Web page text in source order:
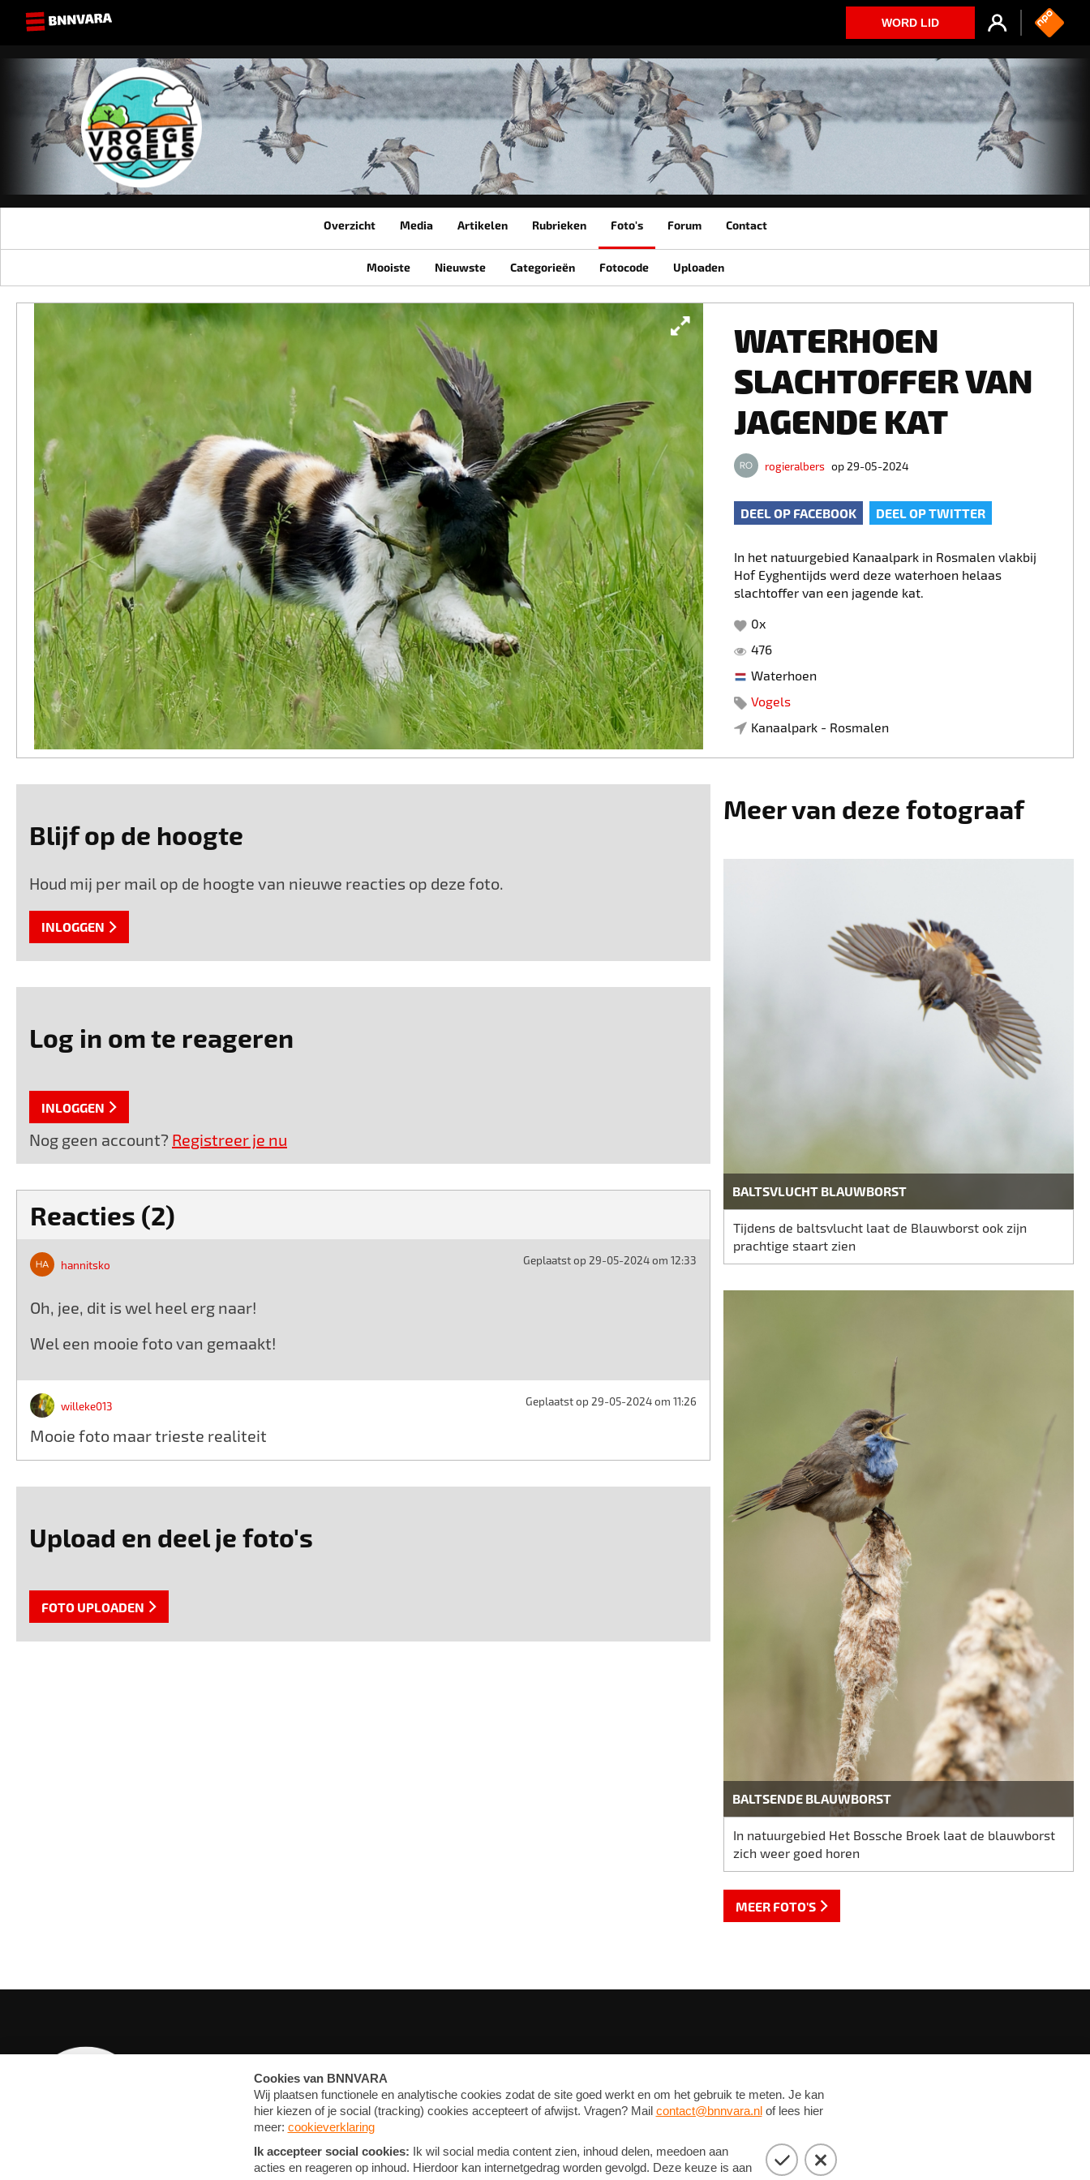
WORD LID
Overzicht Media Artikelen Rubrieken Foto's Forum Contact
Mooiste Nieuwste Categorieën Fotocode Uploaden
WATERHOEN
SLACHTOFFER VAN
JAGENDE KAT
rogieralbers op 29-05-2024
DEEL OP FACEBOOK DEEL OP TWITTER
In het natuurgebied Kanaalpark in Rosmalen vlakbij
Hof Eyghentijds werd deze waterhoen helaas
slachtoffer van een jagende kat.
0x
476
Waterhoen
Vogels
Kanaalpark - Rosmalen
Blijf op de hoogte
Houd mij per mail op de hoogte van nieuwe reacties op deze foto.
INLOGGEN
Log in om te reageren
INLOGGEN
Nog geen account? Registreer je nu
Reacties (2)
hannitsko Geplaatst op 29-05-2024 om 12:33
Oh, jee, dit is wel heel erg naar!
Wel een mooie foto van gemaakt!
willeke013 Geplaatst op 29-05-2024 om 11:26
Mooie foto maar trieste realiteit
Upload en deel je foto's
FOTO UPLOADEN
Meer van deze fotograaf
BALTSVLUCHT BLAUWBORST
Tijdens de baltsvlucht laat de Blauwborst ook zijn
prachtige staart zien
BALTSENDE BLAUWBORST
In natuurgebied Het Bossche Broek laat de blauwborst
zich weer goed horen
MEER FOTO'S
CONTACT
PRIVACY EN COOKIE STATEMENT